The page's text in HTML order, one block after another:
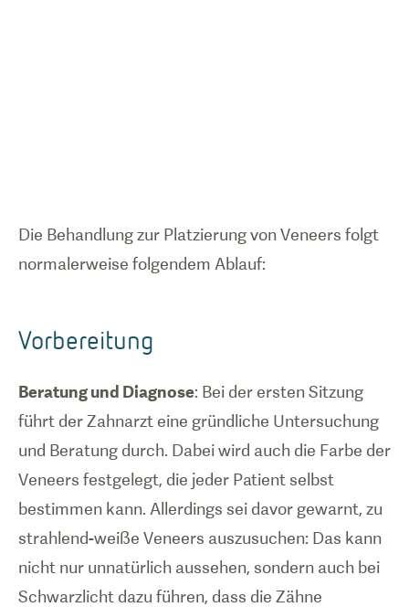
Die Behandlung zur Platzierung von Veneers folgt
normalerweise folgendem Ablauf:
Vorbereitung
Beratung und Diagnose: Bei der ersten Sitzung
führt der Zahnarzt eine gründliche Untersuchung
und Beratung durch. Dabei wird auch die Farbe der
Veneers festgelegt, die jeder Patient selbst
bestimmen kann. Allerdings sei davor gewarnt, zu
strahlend-weiße Veneers auszusuchen: Das kann
nicht nur unnatürlich aussehen, sondern auch bei
Schwarzlicht dazu führen, dass die Zähne